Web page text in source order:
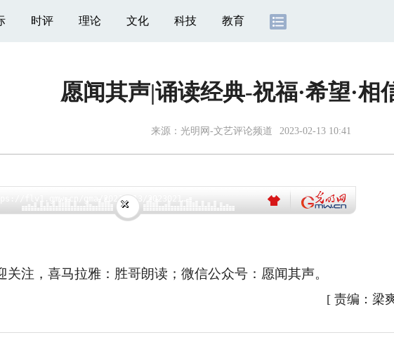
时评 理论 文化 科技 教育
愿闻其声|诵读经典-祝福·希望·相
来源：光明网-文艺评论频道 2023-02-13 10:41
关注，喜马拉雅：胜哥朗读；微信公众号： 愿闻其声。
[ 责编：梁